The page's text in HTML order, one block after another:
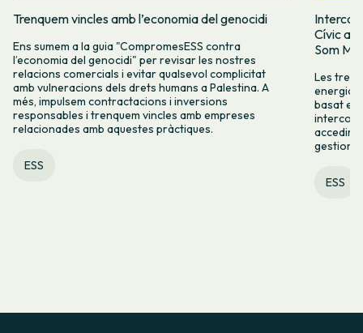
Trenquem vincles amb l’economia del genocidi
Ens sumem a la guia "CompromesESS contra
l’economia del genocidi" per revisar les nostres
relacions comercials i evitar qualsevol complicitat
amb vulneracions dels drets humans a Palestina. A
més, impulsem contractacions i inversions
responsables i trenquem vincles amb empreses
relacionades amb aquestes pràctiques.
ESS
Cívic
Som
Les tres
energia,
basat en
accedir
ESS